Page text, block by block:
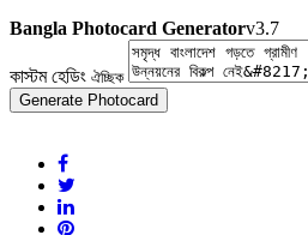
Bangla Photocard Generatorv3.7
কাস্টম হেডিং ঐচ্ছিক
Generate Photocard